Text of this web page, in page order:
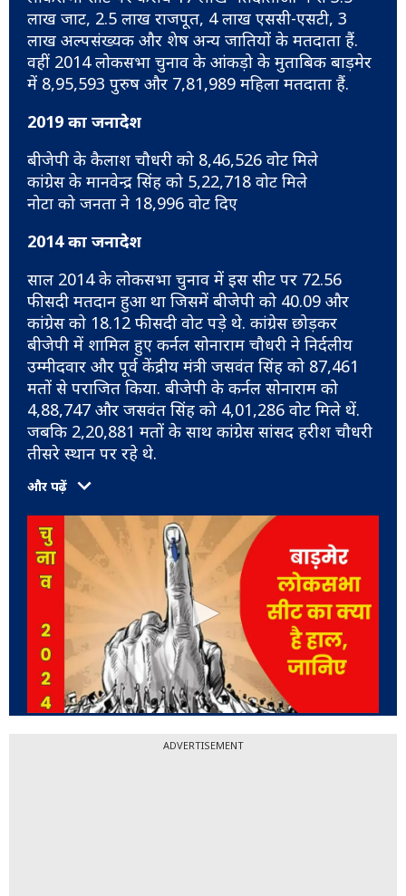
लाख जाट, 2.5 लाख राजपूत, 4 लाख एससी-एसटी, 3
लाख अल्पसंख्यक और शेष अन्य जातियों के मतदाता हैं.
वहीं 2014 लोकसभा चुनाव के आंकड़ो के मुताबिक बाड़मेर
में 8,95,593 पुरुष और 7,81,989 महिला मतदाता हैं.
2019 का जनादेश
बीजेपी के कैलाश चौधरी को 8,46,526 वोट मिले
कांग्रेस के मानवेन्द्र सिंह को 5,22,718 वोट मिले
नोटा को जनता ने 18,996 वोट दिए
2014 का जनादेश
साल 2014 के लोकसभा चुनाव में इस सीट पर 72.56
फीसदी मतदान हुआ था जिसमें बीजेपी को 40.09 और
कांग्रेस को 18.12 फीसदी वोट पड़े थे. कांग्रेस छोड़कर
बीजेपी में शामिल हुए कर्नल सोनाराम चौधरी ने निर्दलीय
उम्मीदवार और पूर्व केंद्रीय मंत्री जसवंत सिंह को 87,461
मतों से पराजित किया. बीजेपी के कर्नल सोनाराम को
4,88,747 और जसवंत सिंह को 4,01,286 वोट मिले थें.
जबकि 2,20,881 मतों के साथ कांग्रेस सांसद हरीश चौधरी
तीसरे स्थान पर रहे थे.
और पढ़ें
ADVERTISEMENT